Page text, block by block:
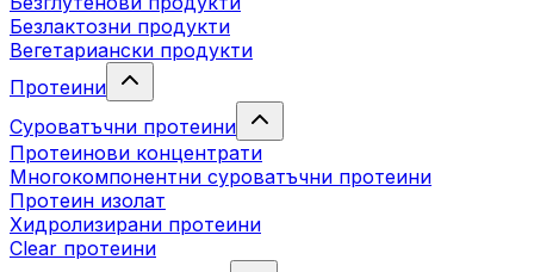
Безлактозни продукти
Вегетариански продукти
Протеини
Суроватъчни протеини
Протеинови концентрати
Многокомпонентни суроватъчни протеини
Протеин изолат
Хидролизирани протеини
Clear протеини